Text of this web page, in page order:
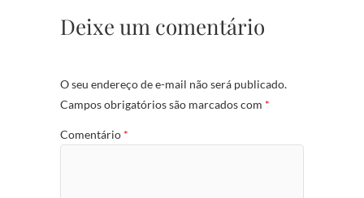
Deixe um comentário
O seu endereço de e-mail não será publicado.
Campos obrigatórios são marcados com *
Comentário *